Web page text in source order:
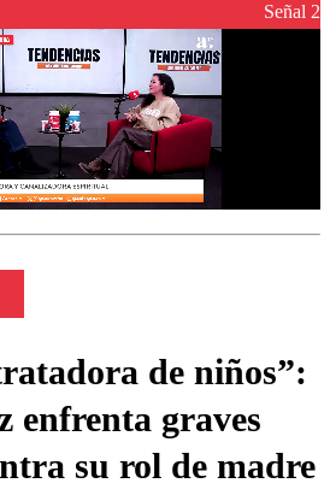
Señal 2
de niños”:
enfrenta graves
su rol de madre